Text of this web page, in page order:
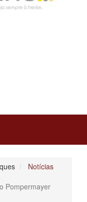
Notícias
Pompermayer